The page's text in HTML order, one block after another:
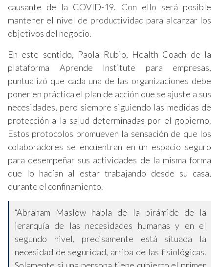
causante de la COVID-19. Con ello será posible
mantener el nivel de productividad para alcanzar los
objetivos del negocio.
En este sentido, Paola Rubio, Health Coach de la
plataforma Aprende Institute para empresas,
puntualizó que cada una de las organizaciones debe
poner en práctica el plan de acción que se ajuste a sus
necesidades, pero siempre siguiendo las medidas de
protección a la salud determinadas por el gobierno.
Estos protocolos promueven la sensación de que los
colaboradores se encuentran en un espacio seguro
para desempeñar sus actividades de la misma forma
que lo hacían al estar trabajando desde su casa,
durante el confinamiento.
“Abraham Maslow habla de la pirámide de la
jerarquía de las necesidades humanas y en el
segundo nivel, precisamente está situada la
necesidad de seguridad, arriba de las fisiológicas.